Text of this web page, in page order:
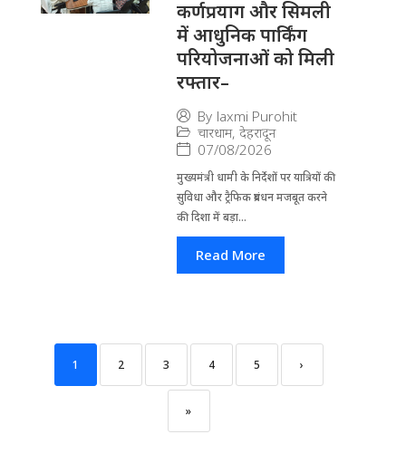
कर्णप्रयाग और सिमली
में आधुनिक पार्किंग
परियोजनाओं को मिली
रफ्तार–
By laxmi Purohit
चारधाम, देहरादून
07/08/2026
मुख्यमंत्री धामी के निर्देशों पर यात्रियों की
सुविधा और ट्रैफिक प्रबंधन मजबूत करने
की दिशा में बड़ा...
Read More
1 2 3 4 5 ›
»